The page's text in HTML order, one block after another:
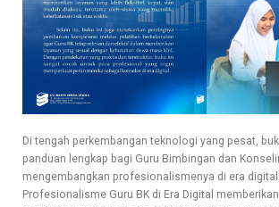
Di tengah perkembangan teknologi yang pesat,
panduan lengkap bagi Guru Bimbingan dan
mengembangkan profesionalismenya di era
Profesionalisme Guru BK di Era Digital